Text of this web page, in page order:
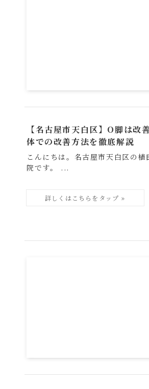
【名古屋市天白区】O脚は改
体での改善方法を徹底解説
こんにちは。名古屋市天白区の
院です。 ...